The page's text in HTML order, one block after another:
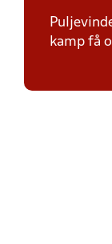
kamp få